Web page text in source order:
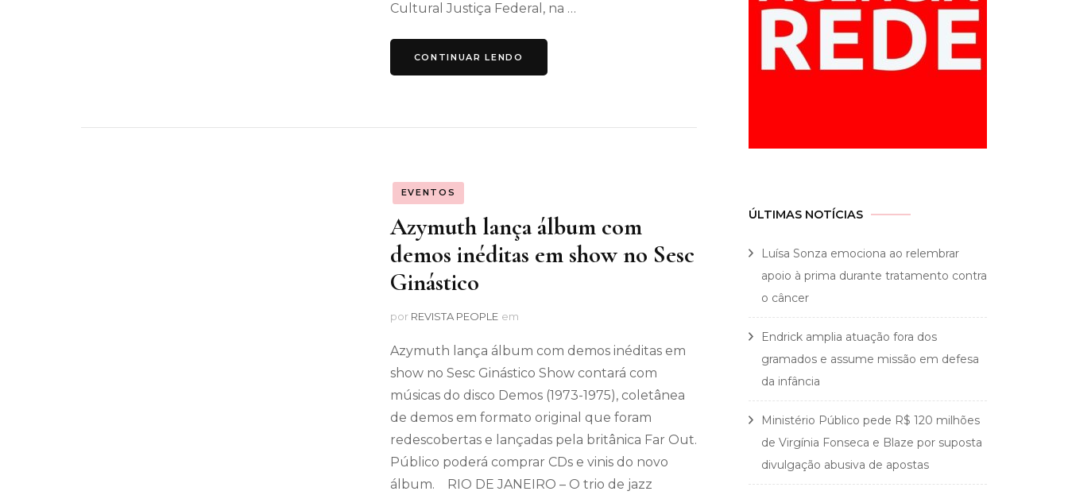
Cultural Justiça Federal, na …
CONTINUAR LENDO
EVENTOS
Azymuth lança álbum com
demos inéditas em show no Sesc
Ginástico
por REVISTA PEOPLE em
Azymuth lança álbum com demos inéditas em
show no Sesc Ginástico Show contará com
músicas do disco Demos (1973-1975), coletânea
de demos em formato original que foram
redescobertas e lançadas pela britânica Far Out.
Público poderá comprar CDs e vinis do novo
álbum. RIO DE JANEIRO – O trio de jazz
ÚLTIMAS NOTÍCIAS
Luísa Sonza emociona ao relembrar
apoio à prima durante tratamento contra
o câncer
Endrick amplia atuação fora dos
gramados e assume missão em defesa
da infância
Ministério Público pede R$ 120 milhões
de Virgínia Fonseca e Blaze por suposta
divulgação abusiva de apostas